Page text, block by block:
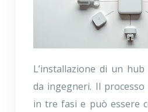
L’installazione di un
da ingegneri. Il
in tre fasi e può essere